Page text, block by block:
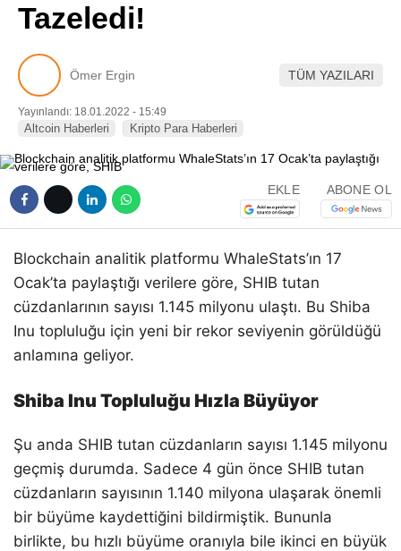
Tazeledi!
Ömer Ergin TÜM YAZILARI
Yayınlandı: 18.01.2022 - 15:49
Altcoin Haberleri Kripto Para Haberleri
EKLE ABONE OL
Blockchain analitik platformu WhaleStats’ın 17
Ocak’ta paylaştığı verilere göre, SHIB tutan
cüzdanlarının sayısı 1.145 milyonu ulaştı. Bu Shiba
Inu topluluğu için yeni bir rekor seviyenin görüldüğü
anlamına geliyor.
Shiba Inu Topluluğu Hızla Büyüyor
Şu anda SHIB tutan cüzdanların sayısı 1.145 milyonu
geçmiş durumda. Sadece 4 gün önce SHIB tutan
cüzdanların sayısının 1.140 milyona ulaşarak önemli
bir büyüme kaydettiğini bildirmiştik. Bununla
birlikte, bu hızlı büyüme oranıyla bile ikinci en büyük